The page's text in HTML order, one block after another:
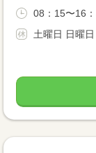
08：15〜16
土曜日 日曜日